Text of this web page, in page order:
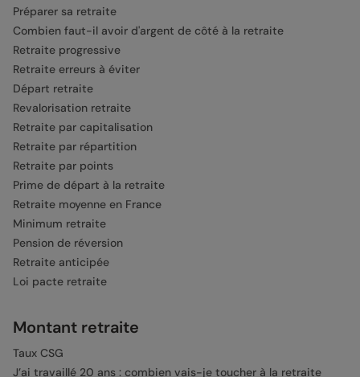
Préparer sa retraite
Combien faut-il avoir d'argent de côté à la retraite
Retraite progressive
Retraite erreurs à éviter
Départ retraite
Revalorisation retraite
Retraite par capitalisation
Retraite par répartition
Retraite par points
Prime de départ à la retraite
Retraite moyenne en France
Minimum retraite
Pension de réversion
Retraite anticipée
Loi pacte retraite
Montant retraite
Taux CSG
J’ai travaillé 20 ans : combien vais-je toucher à la retraite